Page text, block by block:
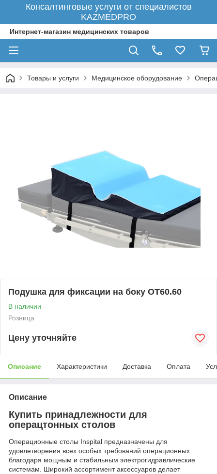
Консалтинговые услуги от специалистов
KAZMEDPRO
Интернет-магазин медицинских товаров
Товары и услуги Медицинское оборудование
Подушка для фиксации на боку OT60.60
В наличии
Розница
Цену уточняйте
Описание Характеристики Доставка Оплата
Описание
Купить принадлежности для
операцтонных столов
Операционные столы Inspital предназначены для
удовлетворения всех особых требований операционных
благодаря мощным и стабильным электрогидравлические
системам. Широкий ассортимент аксессуаров делает